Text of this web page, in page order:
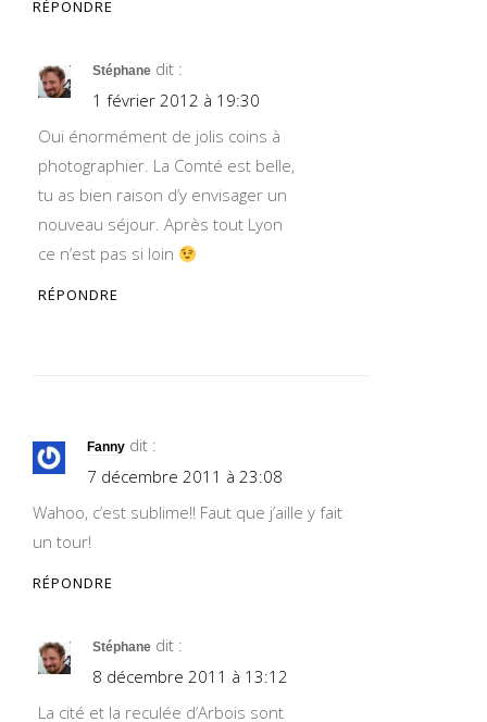
RÉPONDRE
Stéphane dit :
1 février 2012 à 19:30
Oui énormément de jolis coins à
photographier. La Comté est belle,
tu as bien raison d’y envisager un
nouveau séjour. Après tout Lyon
ce n’est pas si loin
RÉPONDRE
Fanny dit :
7 décembre 2011 à 23:08
Wahoo, c’est sublime!! Faut que j’aille y fait
un tour!
RÉPONDRE
Stéphane dit :
8 décembre 2011 à 13:12
La cité et la reculée d’Arbois sont